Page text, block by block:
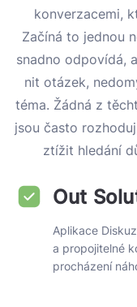
konverzacemi,
Začíná to jednou
snadno odpovídá,
nit otázek,
téma. Žádná z
jsou často
ztížit hledání
Out
Aplikace
a propojitelné
procházení